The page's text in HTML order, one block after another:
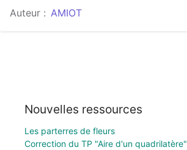
Auteur : AMIOT
Nouvelles ressources
Les parterres de fleurs
Correction du TP "Aire d'un quadrilatère"